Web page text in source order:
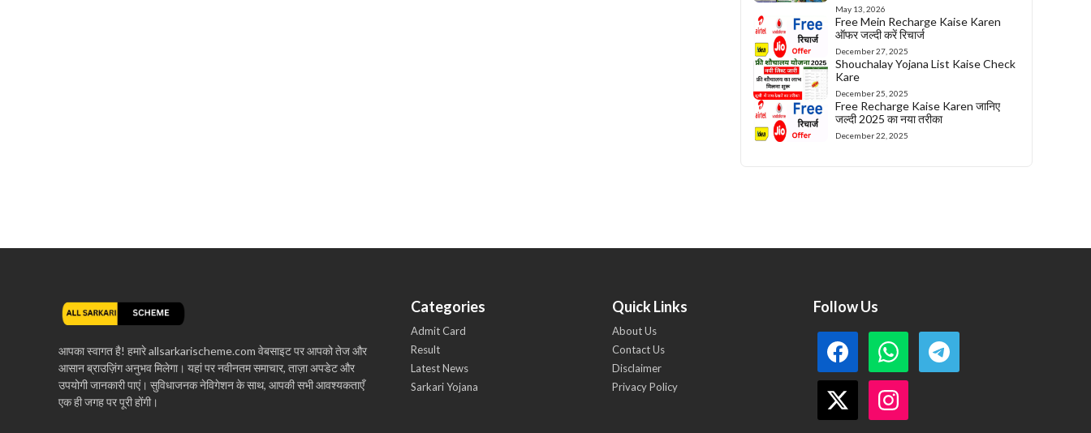
May 13, 2026
Free Mein Recharge Kaise Karen
ऑफर जल्दी करें रिचार्ज
December 27, 2025
Shouchalay Yojana List Kaise Check
Kare
December 25, 2025
Free Recharge Kaise Karen जानिए
जल्दी 2025 का नया तरीका
December 22, 2025
आपका स्वागत है! हमारे allsarkarischeme.com वेबसाइट पर आपको तेज और
आसान ब्राउज़िंग अनुभव मिलेगा। यहां पर नवीनतम समाचार, ताज़ा अपडेट और
उपयोगी जानकारी पाएं। सुविधाजनक नेविगेशन के साथ, आपकी सभी आवश्यकताएँ
एक ही जगह पर पूरी होंगी।
Categories
Admit Card
Result
Latest News
Sarkari Yojana
Quick Links
About Us
Contact Us
Disclaimer
Privacy Policy
Follow Us